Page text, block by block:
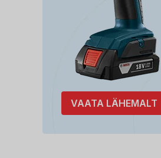
VAATA LÄHEMALT